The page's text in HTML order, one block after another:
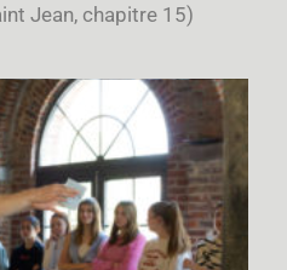
Jean, chapitre 15)